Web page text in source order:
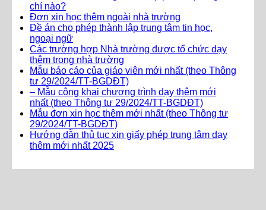
chí nào?
Đơn xin học thêm ngoài nhà trường
Đề án cho phép thành lập trung tâm tin học,
ngoại ngữ
Các trường hợp Nhà trường được tổ chức dạy
thêm trong nhà trường
Mẫu báo cáo của giáo viên mới nhất (theo Thông
tư 29/2024/TT-BGDĐT)
– Mẫu công khai chương trình dạy thêm mới
nhất (theo Thông tư 29/2024/TT-BGDĐT)
Mẫu đơn xin học thêm mới nhất (theo Thông tư
29/2024/TT-BGDĐT)
Hướng dẫn thủ tục xin giấy phép trung tâm dạy
thêm mới nhất 2025